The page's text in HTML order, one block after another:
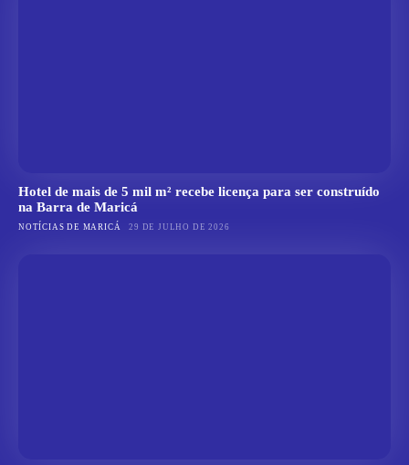
Hotel de mais de 5 mil m² recebe licença para ser construído
na Barra de Maricá
NOTÍCIAS DE MARICÁ 29 DE JULHO DE 2026